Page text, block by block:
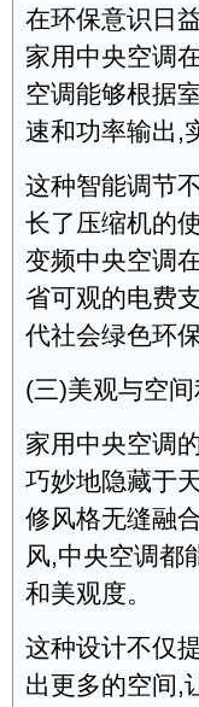
在环保意识日
家用中央空调
空调能够根据
速和功率输出,
这种智能调节
长了压缩机的
变频中央空调
省可观的电费
代社会绿色环
(三)美观与空
家用中央空调
巧妙地隐藏于
修风格无缝融
风,中央空调都
和美观度。
这种设计不仅
出更多的空间,